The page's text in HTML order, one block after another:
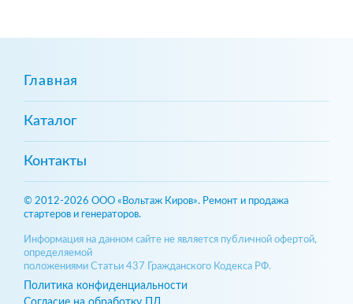
Главная
Каталог
Контакты
© 2012-2026 ООО «Вольтаж Киров». Ремонт и продажа
стартеров и генераторов.
Информация на данном сайте не является публичной офертой,
определяемой
положениями Статьи 437 Гражданского Кодекса РФ.
Политика конфиденциальности